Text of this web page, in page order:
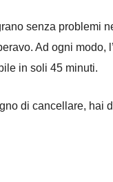
senza problemi
Ad ogni modo,
in soli 45 minuti.
di cancellare, hai